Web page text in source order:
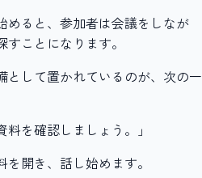
めると、参加者は会議をしなが
ことになります。
として置かれているのが、次の一
料を確認しましょう。」
開き、話し始めます。